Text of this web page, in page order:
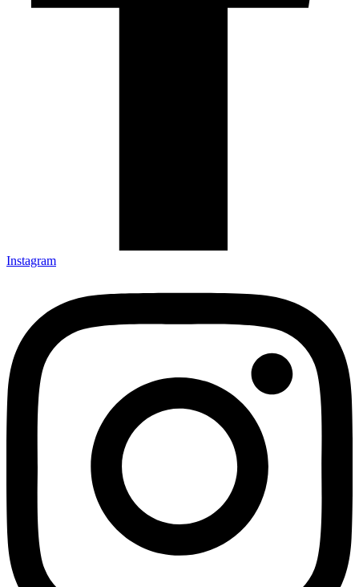
Instagram